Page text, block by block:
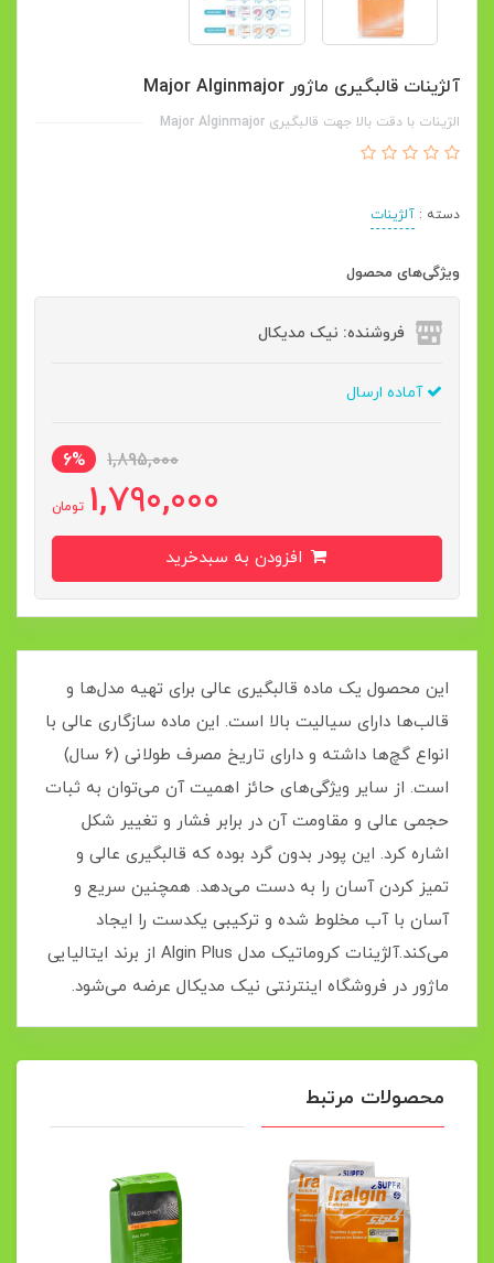
آلژینات قالبگیری ماژور Major Alginmajor
الژینات با دقت بالا جهت قالبگیری Major Alginmajor
دسته : آلژینات
ویژگی‌های محصول
فروشنده: نیک مدیکال
آماده ارسال
1,895,000
6%
1,790,000 تومان
این محصول یک ماده قالبگیری عالی برای تهیه مدل‌ها و
قالب‌ها دارای سیالیت بالا است. این ماده سازگاری عالی با
انواع گچ‌ها داشته و دارای تاریخ مصرف طولانی (6 سال)
است. از سایر ویژگی‌های حائز اهمیت آن می‌توان به ثبات
حجمی عالی و مقاومت آن در برابر فشار و تغییر شکل
اشاره کرد. این پودر بدون گرد بوده که قالبگیری عالی و
تمیز کردن آسان را به دست می‌دهد. همچنین سریع و
آسان با آب مخلوط شده و ترکیبی یکدست را ایجاد
می‌کند.آلژینات کروماتیک مدل Algin Plus از برند ایتالیایی
ماژور در فروشگاه اینترنتی نیک مدیکال عرضه می‌شود.
محصولات مرتبط